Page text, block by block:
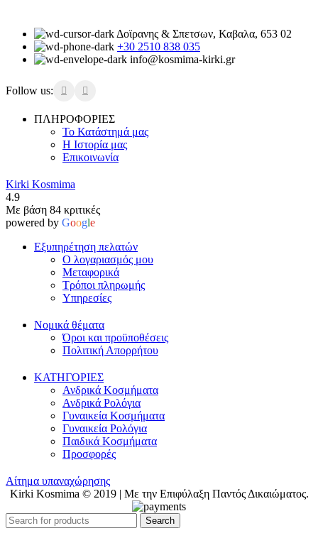
Δοϊρανης & Σπετσων, Καβαλα, 653 02
+30 2510 838 035
info@kosmima-kirki.gr
Follow us:
ΠΛΗΡΟΦΟΡΙΕΣ
Το Κατάστημά μας
Η Ιστορία μας
Επικοινωνία
Kirki Kosmima
4.9
Με βάση 84 κριτικές
powered by Google
Εξυπηρέτηση πελατών
Ο λογαριασμός μου
Μεταφορικά
Τρόποι πληρωμής
Υπηρεσίες
Νομικά θέματα
Όροι και προϋποθέσεις
Πολιτική Απορρήτου
ΚΑΤΗΓΟΡΙΕΣ
Ανδρικά Κοσμήματα
Ανδρικά Ρολόγια
Γυναικεία Κοσμήματα
Γυναικεία Ρολόγια
Παιδικά Κοσμήματα
Προσφορές
Αίτημα υπαναχώρησης
Kirki Kosmima © 2019 | Με την Επιφύλαξη Παντός Δικαιώματος.
Search